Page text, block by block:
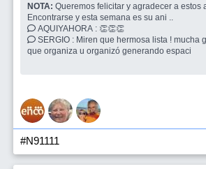
NOTA:
Encontrarse y esta semana es su ani ..
AQUIYAHORA : 👏👏👏
SERGIO : Miren que hermosa lista ! mucha gente querida, gente
que organiza u organizó generando espaci
#N91111